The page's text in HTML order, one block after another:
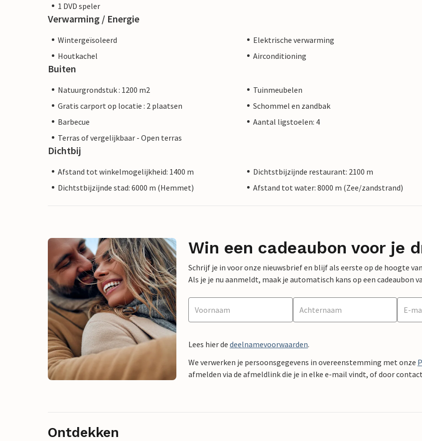
1 DVD speler
Verwarming / Energie
Wintergeïsoleerd
Elektrische verwarming
Houtkachel
Airconditioning
Buiten
Natuurgrondstuk : 1200 m2
Tuinmeubelen
Gratis carport op locatie : 2 plaatsen
Schommel en zandbak
Barbecue
Aantal ligstoelen: 4
Terras of vergelijkbaar - Open terras
Dichtbij
Afstand tot winkelmogelijkheid: 1400 m
Dichtstbijzijnde restaurant: 2100 m
Dichtstbijzijnde stad: 6000 m (Hemmet)
Afstand tot water: 8000 m (Zee/zandstrand)
Win een cadeaubon voor je
Schrijf je in voor onze nieuwsbrief en blijf als eerste op de hoogte
Als je je nu aanmeldt, maak je automatisch kans op een cadeaubon
Lees hier de deelnamevoorwaarden.
We verwerken je persoonsgegevens in overeenstemming met onze
afmelden via de afmeldlink die je in elke e-mail vindt, of door
Ontdekken